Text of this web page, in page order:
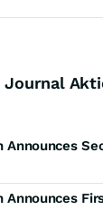
Journal